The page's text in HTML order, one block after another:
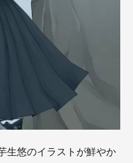
⽣悠のイラストが鮮やか